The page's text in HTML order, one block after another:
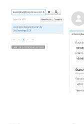
Interno -
Interno -
Interno - Skybox
Interno - Veeam